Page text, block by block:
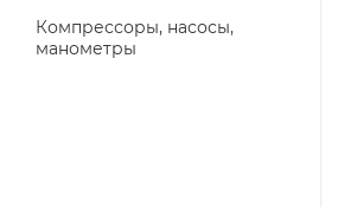
Компрессоры, насосы,
манометры